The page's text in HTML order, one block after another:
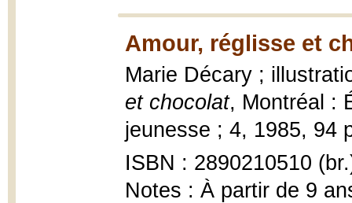
Amour, réglisse et
Marie Décary ;
et chocolat, Montréal :
jeunesse ; 4, 1985, 94
ISBN : 2890210510
Notes : À partir de 9